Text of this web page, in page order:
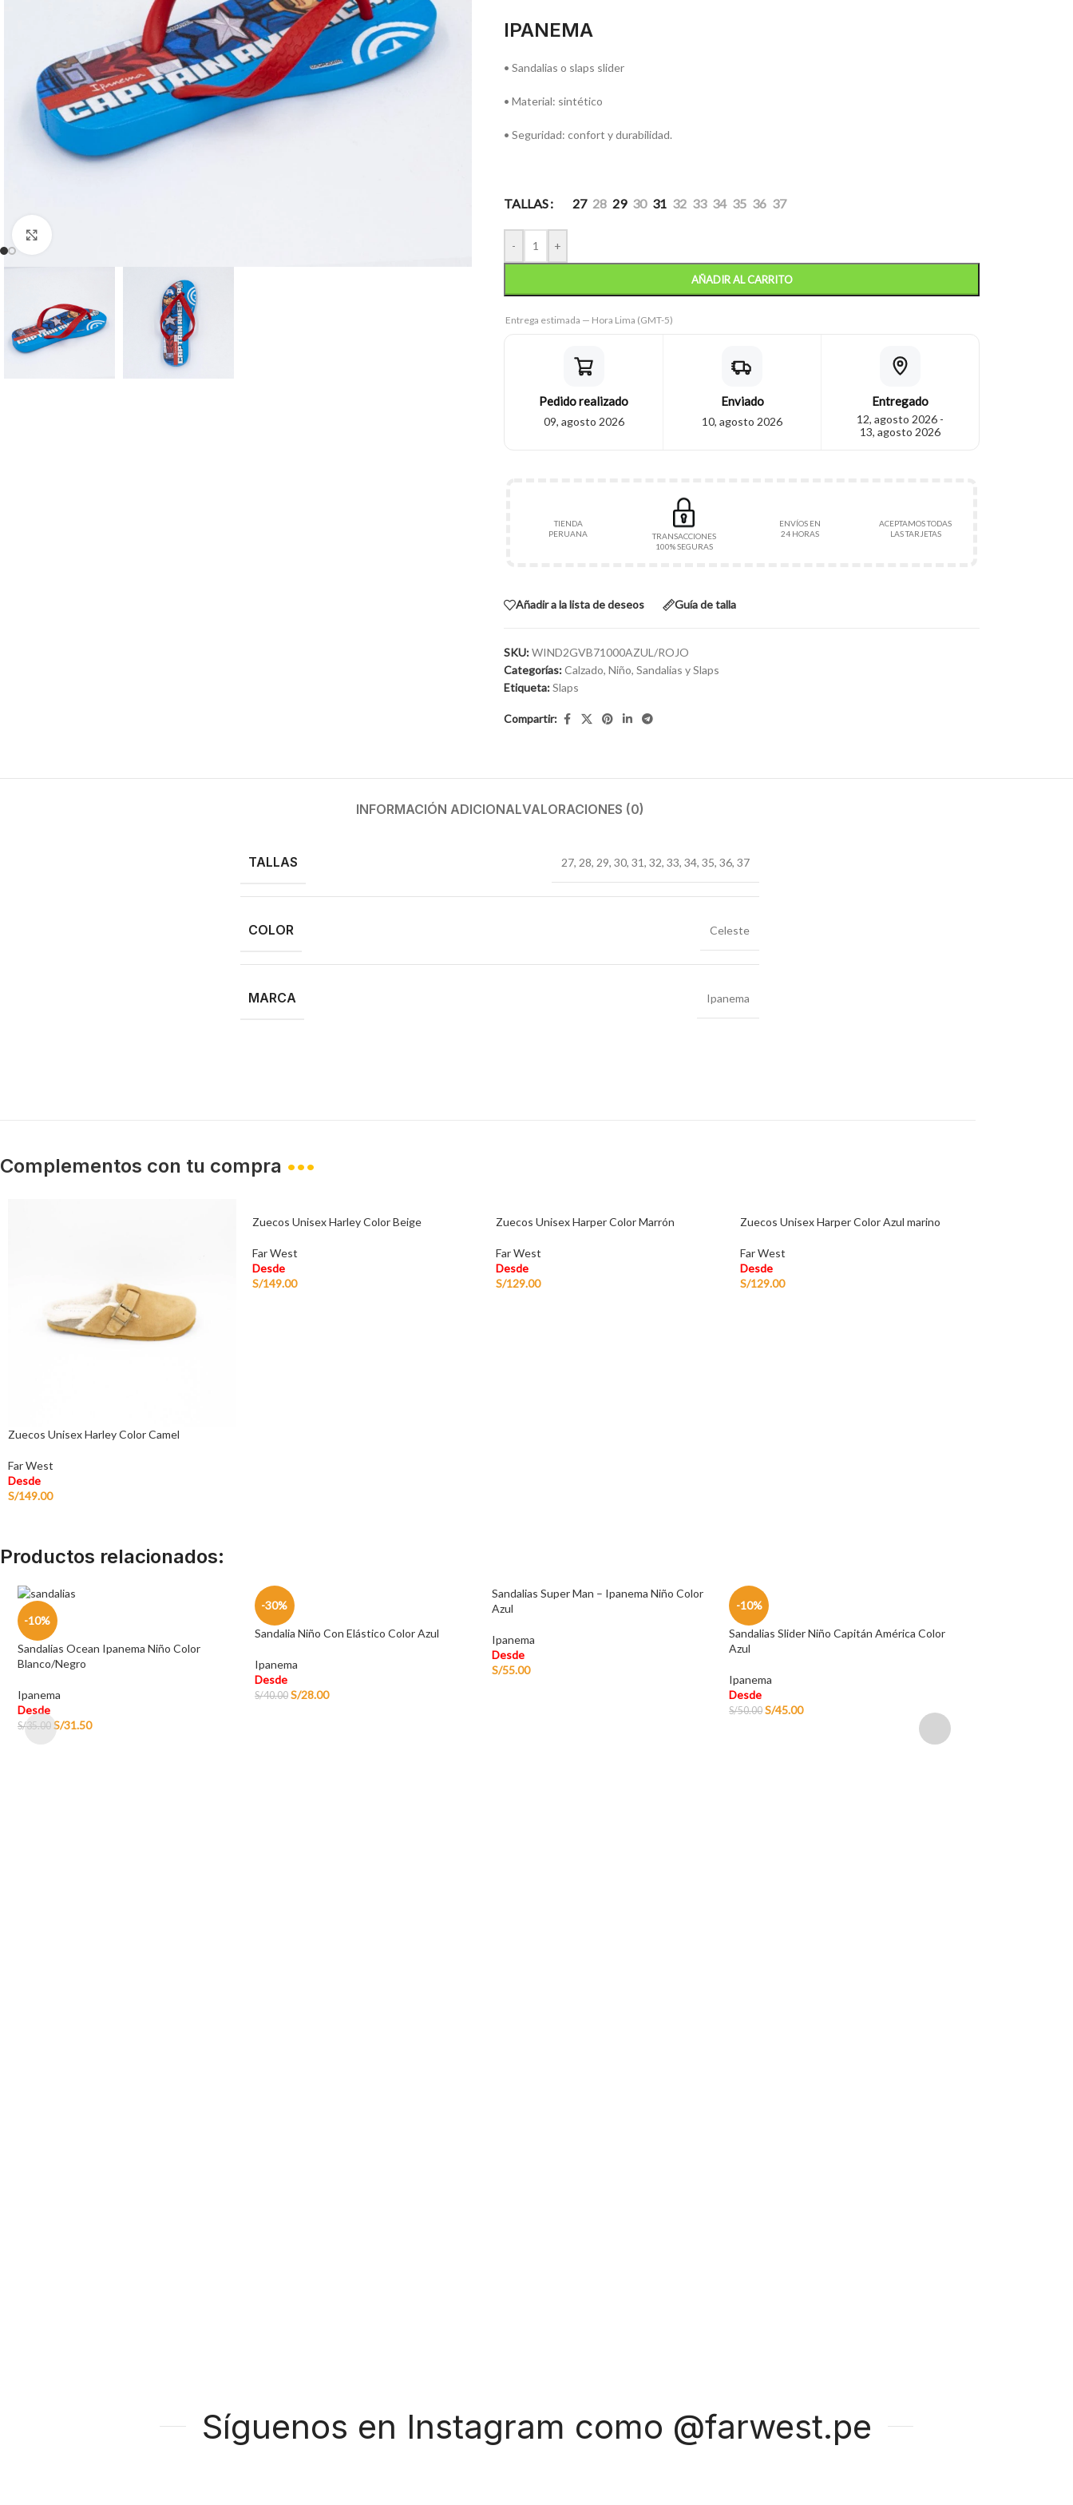
IPANEMA
• Sandalias o slaps slider
• Material: sintético
• Seguridad: confort y durabilidad.
TALLAS 27 28 29 30 31 32 33 34 35 36 37
- +
AÑADIR AL CARRITO
Entrega estimada — Hora Lima (GMT-5)
Pedido realizado
09, agosto 2026
Enviado
10, agosto 2026
Entregado
12, agosto 2026 -
13, agosto 2026
TIENDA
PERUANA
TRANSACCIONES
100% SEGURAS
ENVÍOS EN
24 HORAS
ACEPTAMOS TODAS
LAS TARJETAS
Añadir a la lista de deseos Guía de talla
SKU:WIND2GVB71000AZUL/ROJO
Categorías:Calzado, Niño, Sandalias y Slaps
Etiqueta:Slaps
Compartir:
INFORMACIÓN ADICIONALVALORACIONES (0)
TALLAS 27, 28, 29, 30, 31, 32, 33, 34, 35, 36, 37
COLOR Celeste
MARCA Ipanema
Complementos con tu compra •••
Zuecos Unisex Harley Color Camel
Far West
Desde
S/149.00
Zuecos Unisex Harley Color Beige
Far West
Desde
S/149.00
Zuecos Unisex Harper Color Marrón
Far West
Desde
S/129.00
Zuecos Unisex Harper Color Azul marino
Far West
Desde
S/129.00
Productos relacionados:
-10%
Sandalias Ocean Ipanema Niño Color
Blanco/Negro
Ipanema
Desde
S/35.00 S/31.50
-30%
Sandalia Niño Con Elástico Color Azul
Ipanema
Desde
S/40.00 S/28.00
Sandalias Super Man – Ipanema Niño Color
Azul
Ipanema
Desde
S/55.00
-10%
Sandalias Slider Niño Capitán América Color
Azul
Ipanema
Desde
S/50.00 S/45.00
Síguenos en Instagram como @farwest.pe